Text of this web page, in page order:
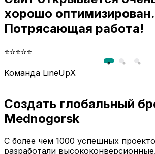
хорошо оптимизирован.
Потрясающая работа!
⭐⭐⭐⭐⭐
Команда LineUpX
Создать глобальный
Mednogorsk
С более чем 1000 успешных
разработали